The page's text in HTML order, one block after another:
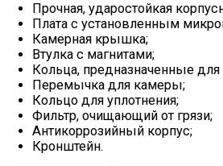
Прочная, ударостойкая
Плата с установленным
Камерная крышка;
Втулка с магнитами;
Кольца, предназначенные
Перемычка для камеры;
Кольцо для уплотнения;
Фильтр, очищающий от грязи;
Антикоррозийный корпус;
Кронштейн.